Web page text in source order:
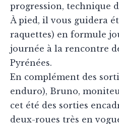
progression, technique
À pied, il vous guidera
raquettes) en formule
journée à la rencontre
Pyrénées.
En complément des
enduro), Bruno,
cet été des sorties
deux-roues très en